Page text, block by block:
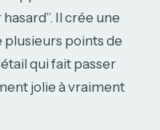
Il crée une
points de
qui fait passer
jolie à vraiment